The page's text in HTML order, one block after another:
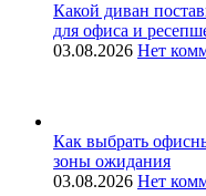
Какой диван
для офиса и
03.08.2026 Нет
Как выбрать
зоны ожидания
03.08.2026 Нет